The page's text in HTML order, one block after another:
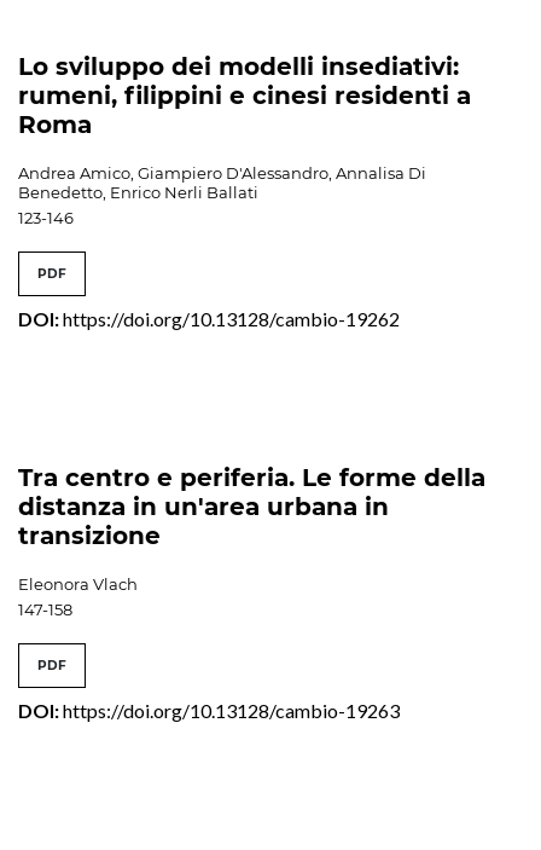
Lo sviluppo dei modelli insediativi:
rumeni, filippini e cinesi residenti a
Roma
Andrea Amico, Giampiero D'Alessandro, Annalisa Di
Benedetto, Enrico Nerli Ballati
123-146
PDF
DOI:https://doi.org/10.13128/cambio-19262
Tra centro e periferia. Le forme della
distanza in un'area urbana in
transizione
Eleonora Vlach
147-158
PDF
DOI:https://doi.org/10.13128/cambio-19263